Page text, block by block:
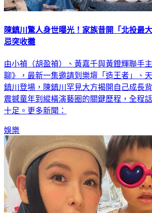
陳鎮川驚人身世曝光！家族昔開「北投最
忌突收攤
由小禎（胡盈禎）、黃嘉千與黃鐙輝聯手
聊》，最新一集邀請到樂壇「造王者」、
鎮川登場，陳鎮川罕見大方揭開自己成長
震撼童年到縱橫演藝圈的關鍵歷程，全程
十足。更多新聞：
娛樂